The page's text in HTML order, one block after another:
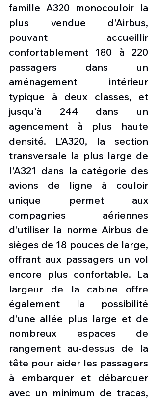
famille A320 monocouloir la
plus vendue d'Airbus,
pouvant accueillir
confortablement 180 à 220
passagers dans un
aménagement intérieur
typique à deux classes, et
jusqu'à 244 dans un
agencement à plus haute
densité. L’A320, la section
transversale la plus large de
l'A321 dans la catégorie des
avions de ligne à couloir
unique permet aux
compagnies aériennes
d'utiliser la norme Airbus de
sièges de 18 pouces de large,
offrant aux passagers un vol
encore plus confortable. La
largeur de la cabine offre
également la possibilité
d'une allée plus large et de
nombreux espaces de
rangement au-dessus de la
tête pour aider les passagers
à embarquer et débarquer
avec un minimum de tracas,